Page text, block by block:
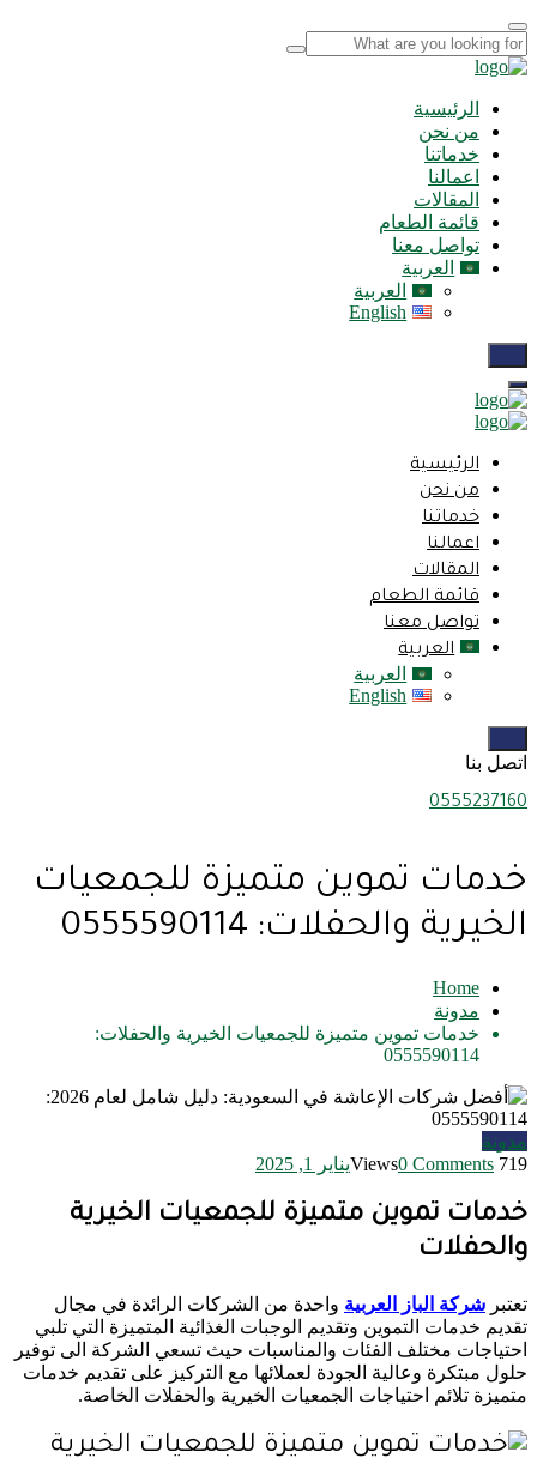
الرئيسية
من نحن
خدماتنا
اعمالنا
المقالات
قائمة الطعام
تواصل معنا
العربية
العربية
English
الرئيسية
من نحن
خدماتنا
اعمالنا
المقالات
قائمة الطعام
تواصل معنا
العربية
العربية
English
اتصل بنا
0555237160
خدمات تموين متميزة للجمعيات
الخيرية والحفلات: 0555590114
Home
مدونة
خدمات تموين متميزة للجمعيات الخيرية والحفلات:
0555590114
مدونة
719 Views
0 Comments يناير 1, 2025
خدمات تموين متميزة للجمعيات الخيرية
والحفلات
تعتبر شركة الباز العربية واحدة من الشركات الرائدة في مجال
تقديم خدمات التموين وتقديم الوجبات الغذائية المتميزة التي تلبي
احتياجات مختلف الفئات والمناسبات حيث تسعي الشركة الى توفير
حلول مبتكرة وعالية الجودة لعملائها مع التركيز على تقديم خدمات
متميزة تلائم احتياجات الجمعيات الخيرية والحفلات الخاصة.